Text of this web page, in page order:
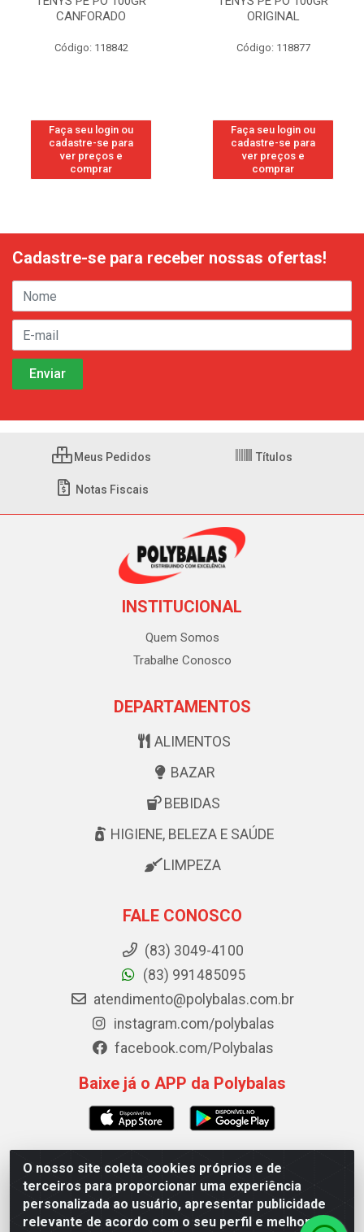
CANFORADO
Código: 118842
Faça seu login ou
cadastre-se para
ver preços e
comprar
ORIGINAL
Código: 118877
Faça seu login ou
cadastre-se para
ver preços e
comprar
O nosso site coleta cookies próprios e de
terceiros para proporcionar uma experiência
personalizada ao usuário, apresentar publicidade
relevante de acordo com o seu perfil e melhorar a
Cadastre-se para receber nossas ofertas!
Meus Pedidos Títulos
Notas Fiscais
INSTITUCIONAL
Quem Somos
Trabalhe Conosco
DEPARTAMENTOS
ALIMENTOS
BAZAR
BEBIDAS
HIGIENE, BELEZA E SAÚDE
LIMPEZA
FALE CONOSCO
(83) 3049-4100
(83) 991485095
atendimento@polybalas.com.br
instagram.com/polybalas
facebook.com/Polybalas
Baixe já o APP da Polybalas
Polybalas - Rua João Miguel de Souza, 173 Galpão B -
Ernesto Geisel, João Pessoa/PB - CEP 58.075-075 - CNPJ
00.909.327/0002-61